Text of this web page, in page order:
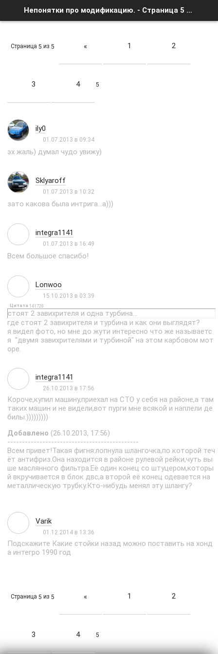
Непонятки про модификацию. - Страница 5 - Список форумов
Страница 5 из 5 « 1 2
3 4 5
ily0
01.07.2013 в 09:34
эх жаль) думал чудо увижу)
Sklyaroff
01.07.2013 в 10:32
зато какова была интрига...а)))
integra1141
01.07.2013 в 16:49
Всем большое спасибо!
Lonwoo
15.10.2013 в 03:39
Цитата 141728
стоят 2 завихрителя и одна турбина...
где стоят 2 завихрителя и турбина и как они выглядят?
я видел фото, но мне до жути интересно что же называетс
я "двумя завихрителями и турбиной" на этом карбовом мот
оре.
integra1141
26.10.2013 в 17:56
Короче,купил машину,приехал на СТО у себя на районе,а там
таких машин и не видели,вот пурги мне всякой и наплели де
билы.)))))))))
Добавлено (26.10.2013, 17:56)
---------------------------------------------
Всем привет!Такая фигня:лопнула шлангочка,по которой теч
ёт антифриз.Она находится в районе рулевой рейки,чуть вы
ше маслянного фильтра.Её один конец со штуцером,которы
й вкручивается в блок двс,а второй её конец одевается на
металлическую трубку.Кто-нибудь менял эту шлангу?
Varik
01.12.2014 в 13:36
Подскажите Какие стойки назад можно поставить на хонд
а интегро 1990 год
Страница 5 из 5 « 1 2
3 4 5